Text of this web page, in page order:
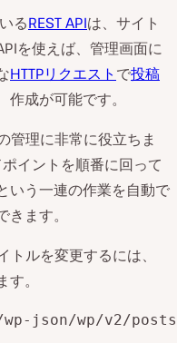
るREST APIは、サイト
を使えば、管理画面に
HTTPリクエスト で投稿
成が可能です。
管理に非常に役立ちま
イントを順番に回って
いう一連の作業を自動で
ます。
トルを変更するには、
。
wp-json/wp/v2/